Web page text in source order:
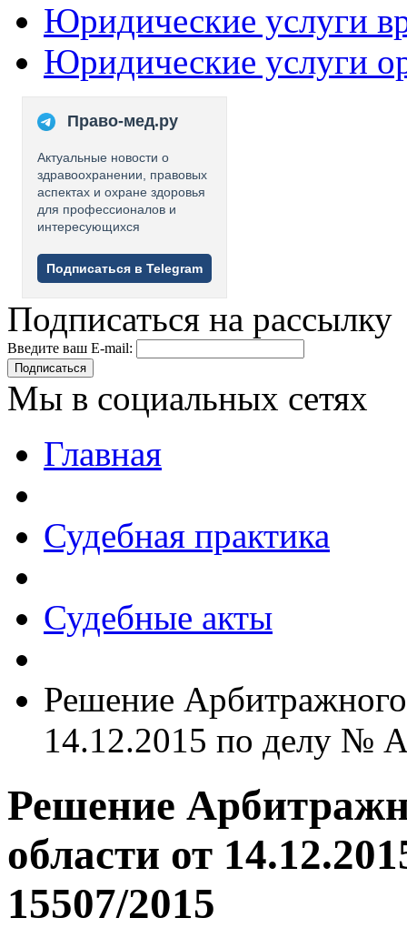
Юридические услуги
Юридические услуги
Право-мед.ру
Актуальные новости о
здравоохранении, правовых
аспектах и охране здоровья
для профессионалов и
интересующихся
Подписаться в Telegram
Подписаться на рассылку
Введите ваш E-mail:
Подписаться
Мы в социальных сетях
Главная
Судебная практика
Судебные акты
Решение
14.12.2015 по делу №
Решение
области от
15507/2015